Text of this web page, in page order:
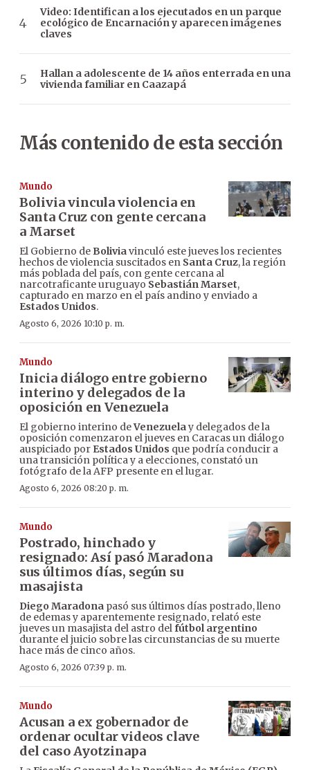
Video: Identifican a los ejecutados en un parque
ecológico de Encarnación y aparecen imágenes
claves
Hallan a adolescente de 14 años enterrada en una
vivienda familiar en Caazapá
Más contenido de esta sección
Mundo
Bolivia vincula violencia en
Santa Cruz con gente cercana
a Marset
El Gobierno de Boliviavinculó este jueves los recientes
hechos de violencia suscitados en Santa Cruz, la región
más poblada del país, con gente cercana al
narcotraficante uruguayo Sebastián Marset,
capturado en marzo en el país andino y enviado a
Estados Unidos.
Agosto 6, 2026 10:10 p. m.
Mundo
Inicia diálogo entre gobierno
interino y delegados de la
oposición en Venezuela
El gobierno interino deVenezuelay delegados de la
oposición comenzaron el jueves en Caracas un diálogo
auspiciado por Estados Unidos que podría conducir a
una transición política y a elecciones, constató un
fotógrafo de la AFP presente en el lugar.
Agosto 6, 2026 08:20 p. m.
Mundo
Postrado, hinchado y
resignado: Así pasó Maradona
sus últimos días, según su
masajista
Diego Maradona pasó sus últimos días postrado, lleno
de edemas y aparentemente resignado, relató este
jueves un masajista del astro delfútbol argentino
durante el juicio sobre las circunstancias de su muerte
hace más de cinco años.
Agosto 6, 2026 07:39 p. m.
Mundo
Acusan a ex gobernador de
ordenar ocultar videos clave
del caso Ayotzinapa